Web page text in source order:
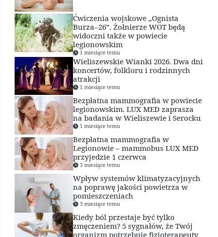
Ćwiczenia wojskowe „Ognista
Burza–26”. Żołnierze WOT będą
widoczni także w powiecie
legionowskim
1 miesiące temu
Wieliszewskie Wianki 2026. Dwa dni
koncertów, folkloru i rodzinnych
atrakcji
1 miesiące temu
Bezpłatna mammografia w powiecie
legionowskim. LUX MED zaprasza
na badania w Wieliszewie i Serocku
1 miesiące temu
Bezpłatna mammografia w
Legionowie – mammobus LUX MED
przyjedzie 1 czerwca
3 miesiące temu
Wpływ systemów klimatyzacyjnych
na poprawę jakości powietrza w
pomieszczeniach
3 miesiące temu
Kiedy ból przestaje być tylko
zmęczeniem? 5 sygnałów, że Twój
organizm potrzebuje fizjoterapeuty